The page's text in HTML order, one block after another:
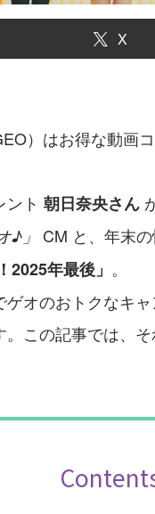
X
）はお得な動画
ト 朝日奈央さん
♪」 CM と、年末
2025年最後」 。
オのおトクなキ
この記事では、